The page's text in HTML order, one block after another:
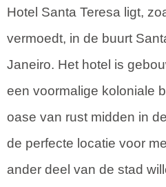
Hotel Santa Teresa ligt,
vermoedt, in de buurt
Janeiro. Het hotel is
een voormalige koloniale
oase van rust midden in
de perfecte locatie voor
ander deel van de stad